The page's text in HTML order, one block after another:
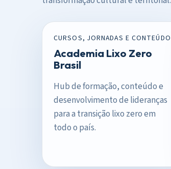
CURSOS, JORNADAS E CONTEÚDO
Academia Lixo Zero
Brasil
Hub de formação, conteúdo e
desenvolvimento de lideranças
para a transição lixo zero em
todo o país.